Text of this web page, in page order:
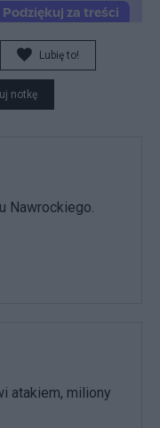
Lubię to!
notkę
Nawrockiego.
atakiem, miliony